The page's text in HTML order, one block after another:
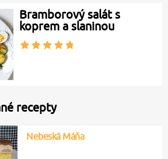
Bramborový salát s
koprem a slaninou
recepty
Nebeská Máňa